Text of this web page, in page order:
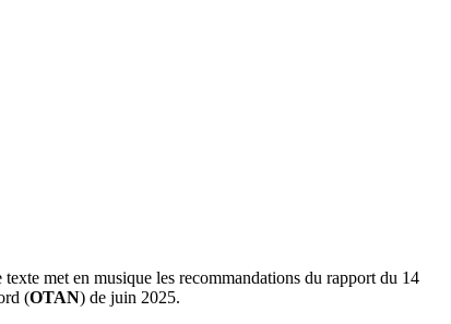
met en musique les recommandations du rapport du 14
(OTAN) de juin 2025.